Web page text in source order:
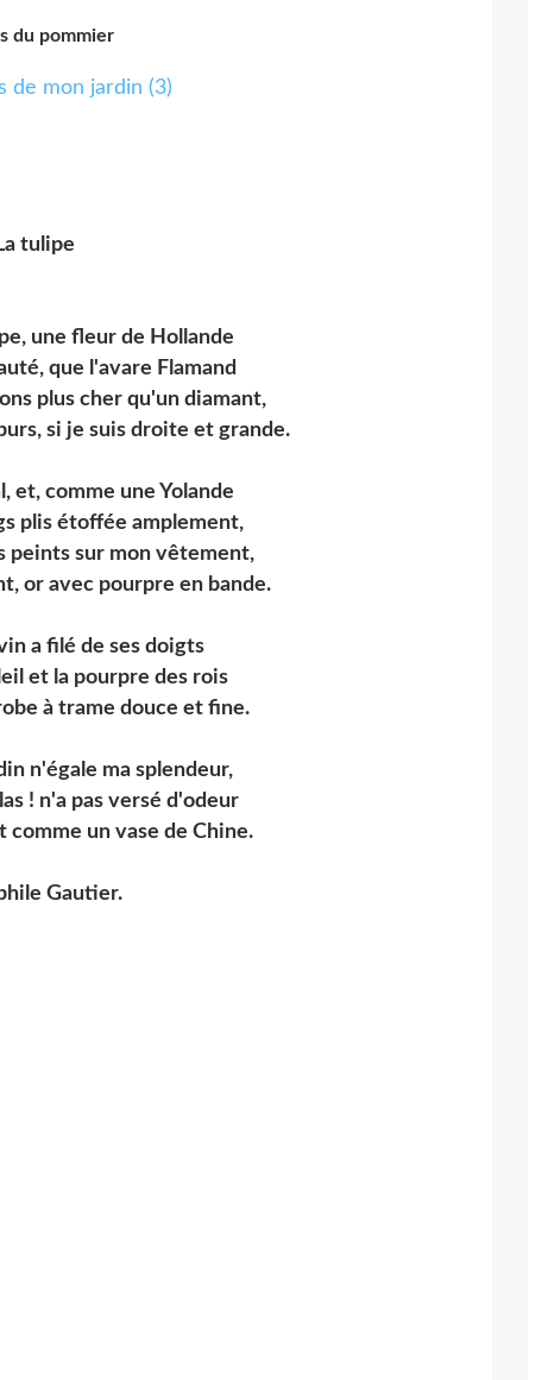
du pommier
tulipe
une fleur de Hollande
que l'avare Flamand
plus cher qu'un diamant,
si je suis droite et grande.
et, comme une Yolande
plis étoffée amplement,
peints sur mon vêtement,
or avec pourpre en bande.
a filé de ses doigts
et la pourpre des rois
à trame douce et fine.
n'égale ma splendeur,
! n'a pas versé d'odeur
comme un vase de Chine.
Gautier.